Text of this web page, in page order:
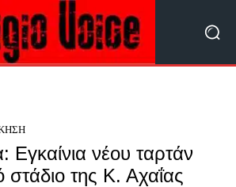
Εγκαίνια νέου ταρτάν
στάδιο της Κ. Αχαΐας